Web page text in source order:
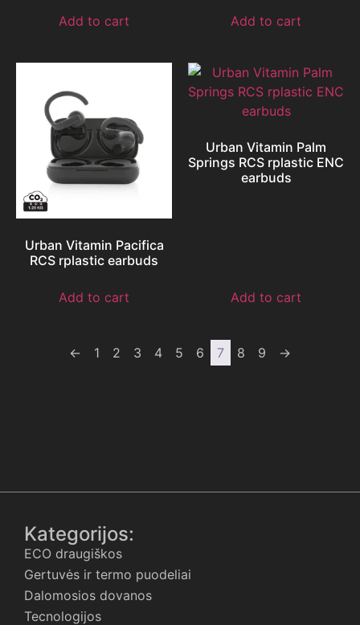
Add to cart Add to cart
Urban Vitamin Pacifica
RCS rplastic earbuds
Add to cart
Urban Vitamin Palm
Springs RCS rplastic ENC
earbuds
Add to cart
← 1 2 3 4 5 6 7 8 9 →
Kategorijos:
ECO draugiškos
Gertuvės ir termo puodeliai
Dalomosios dovanos
Tecnologijos